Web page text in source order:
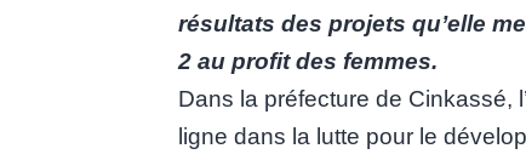
résultats des projets qu’elle
2 au profit des femmes.
Dans la préfecture de Cinkassé,
ligne dans la lutte pour le